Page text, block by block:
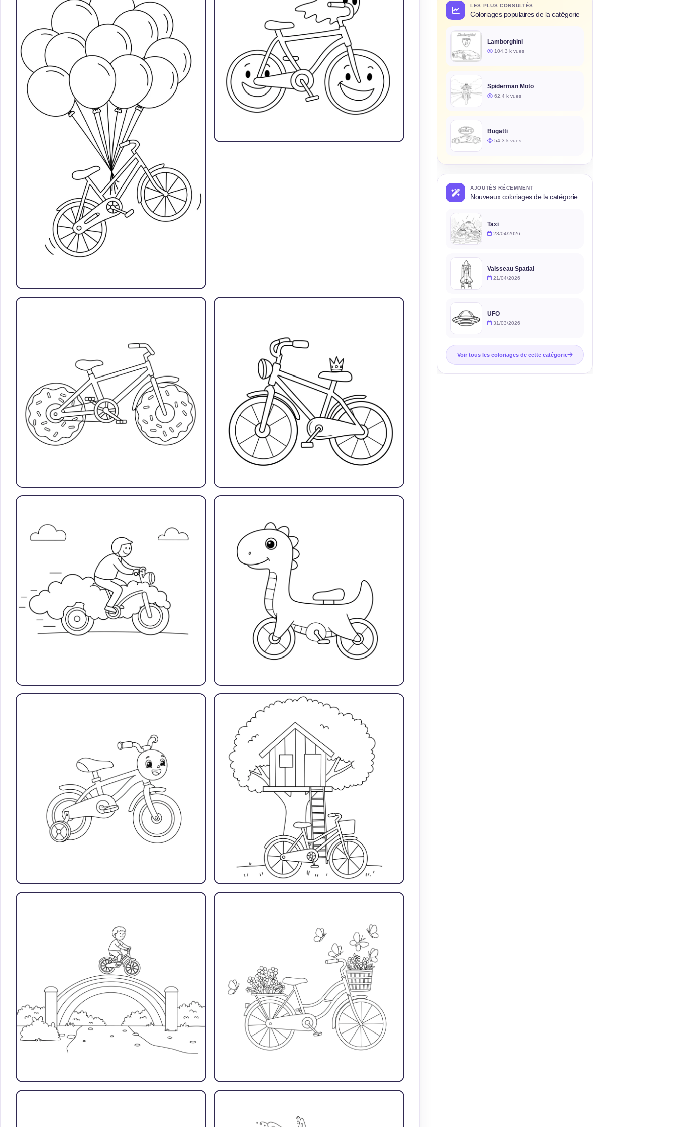
LES PLUS CONSULTÉS
Coloriages populaires de la catégorie
Lamborghini
104,3 k vues
Spiderman Moto
62,4 k vues
Bugatti
54,3 k vues
AJOUTÉS RÉCEMMENT
Nouveaux coloriages de la catégorie
Taxi
23/04/2026
Vaisseau Spatial
21/04/2026
UFO
31/03/2026
Voir tous les coloriages de cette catégorie